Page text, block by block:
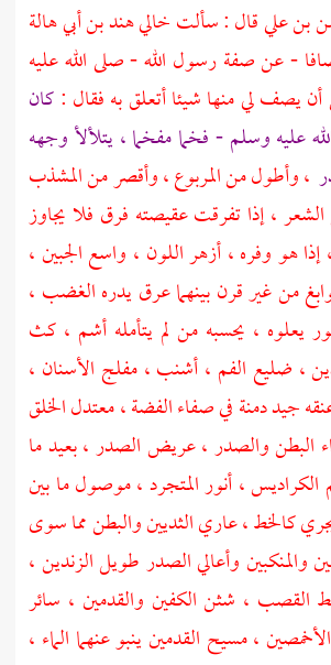
بن عليقال : سألت خاليهند بن أبي هالة
- عن صفة رسول الله - صلى الله عليه
يصف لي منها شيئا أتعلق به فقال :كان
عليه وسلم - فخما مفخما ، يتلألأ وجهه
، وأطول من المربوع ، وأقصر من المشذب
، إذا تفرقت عقيصته فرق فلا يجاوز
هو وفره ، أزهر اللون ، واسع الجبين ،
من غير قرن بينهما عرق يدره الغضب ،
يعلوه ، يحسبه من لم يتأمله أشم ، كث
، ضليع الفم ، أشنب ، مفلج الأسنان ،
جيد دمنة في صفاء الفضة ، معتدل الخلق
البطن والصدر ، عريض الصدر ، بعيد ما
، أنور المتجرد ، موصول ما بين
كالخط ، عاري الثديين والبطن مما سوى
والمنكبين وأعالي الصدر طويل الزندين ،
، شثن الكفين والقدمين ، سائر
، مسيح القدمين ينبو عنهما الماء ،